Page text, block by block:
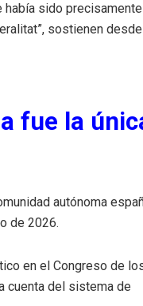
había sido
sostienen
fue la
autónoma
de 2026.
en el Congreso de
cuenta del sistema de